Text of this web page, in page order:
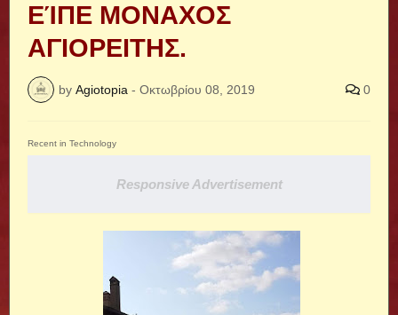
ΕΊΠΕ ΜΟΝΑΧΟΣ
ΑΓΙΟΡΕΙΤΗΣ.
by Agiotopia - Οκτωβρίου 08, 2019 0
Recent in Technology
Responsive Advertisement